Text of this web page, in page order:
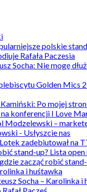
polskie
Socha: Nie mogę
Golden Mics
Po mojej
Modzelewski –
Lotek zadebiutował na
zacząć robić
Socha – Karolinka i